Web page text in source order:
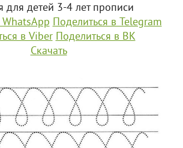
для детей 3-4 лет прописи
Поделиться в Telegram
в Viber Поделиться в ВК
Скачать